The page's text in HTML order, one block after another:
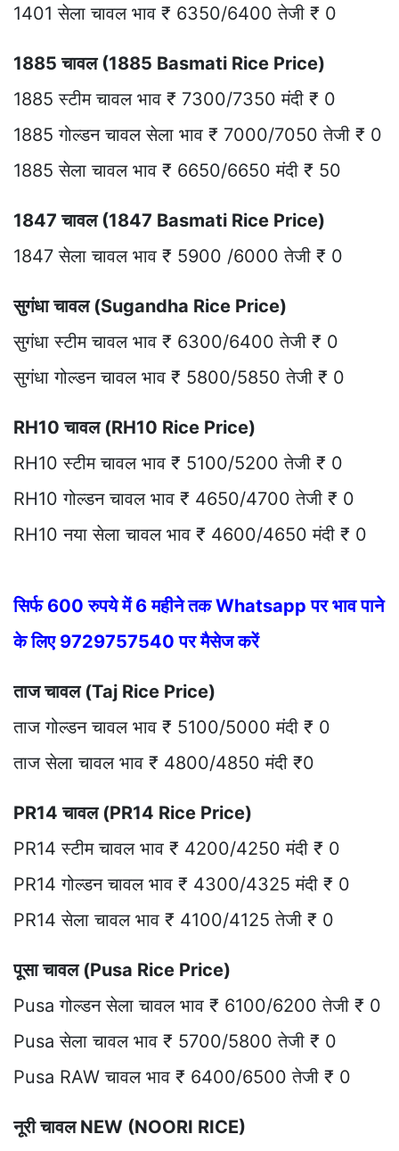
1401 सेला चावल भाव ₹ 6350/6400 तेजी ₹ 0
1885 चावल (1885 Basmati Rice Price)
1885 स्टीम चावल भाव ₹ 7300/7350 मंदी ₹ 0
1885 गोल्डन चावल सेला भाव ₹ 7000/7050 तेजी ₹ 0
1885 सेला चावल भाव ₹ 6650/6650 मंदी ₹ 50
1847 चावल (1847 Basmati Rice Price)
1847 सेला चावल भाव ₹ 5900 /6000 तेजी ₹ 0
सुगंधा चावल (Sugandha Rice Price)
सुगंधा स्टीम चावल भाव ₹ 6300/6400 तेजी ₹ 0
सुगंधा गोल्डन चावल भाव ₹ 5800/5850 तेजी ₹ 0
RH10 चावल (RH10 Rice Price)
RH10 स्टीम चावल भाव ₹ 5100/5200 तेजी ₹ 0
RH10 गोल्डन चावल भाव ₹ 4650/4700 तेजी ₹ 0
RH10 नया सेला चावल भाव ₹ 4600/4650 मंदी ₹ 0
सिर्फ 600 रुपये में 6 महीने तक Whatsapp पर भाव पाने
के लिए 9729757540 पर मैसेज करें
ताज चावल (Taj Rice Price)
ताज गोल्डन चावल भाव ₹ 5100/5000 मंदी ₹ 0
ताज सेला चावल भाव ₹ 4800/4850 मंदी ₹0
PR14 चावल (PR14 Rice Price)
PR14 स्टीम चावल भाव ₹ 4200/4250 मंदी ₹ 0
PR14 गोल्डन चावल भाव ₹ 4300/4325 मंदी ₹ 0
PR14 सेला चावल भाव ₹ 4100/4125 तेजी ₹ 0
पूसा चावल (Pusa Rice Price)
Pusa गोल्डन सेला चावल भाव ₹ 6100/6200 तेजी ₹ 0
Pusa सेला चावल भाव ₹ 5700/5800 तेजी ₹ 0
Pusa RAW चावल भाव ₹ 6400/6500 तेजी ₹ 0
नूरी चावल NEW (NOORI RICE)